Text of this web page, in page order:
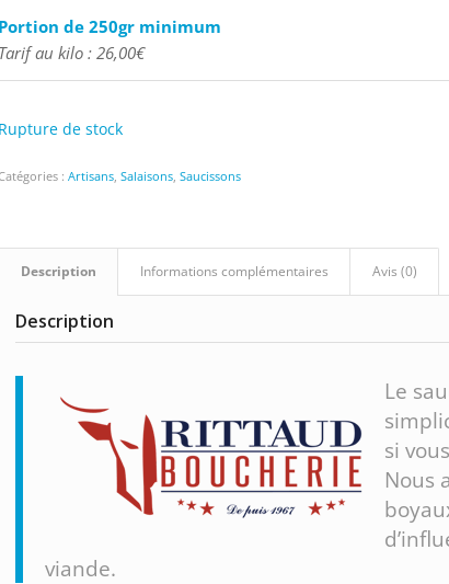
Portion de 250gr minimum
Tarif au kilo : 26,00€
Rupture de stock
: Artisans, Salaisons, Saucissons
Description Informations complémentaires Avis (0)
Description
Le
si
Nous
viande.